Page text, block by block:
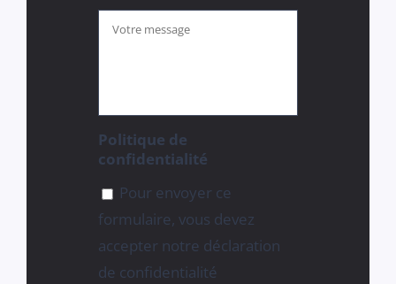
message *
Politique de
confidentialité
Pour envoyer ce
formulaire, vous devez
accepter notre déclaration
de confidentialité